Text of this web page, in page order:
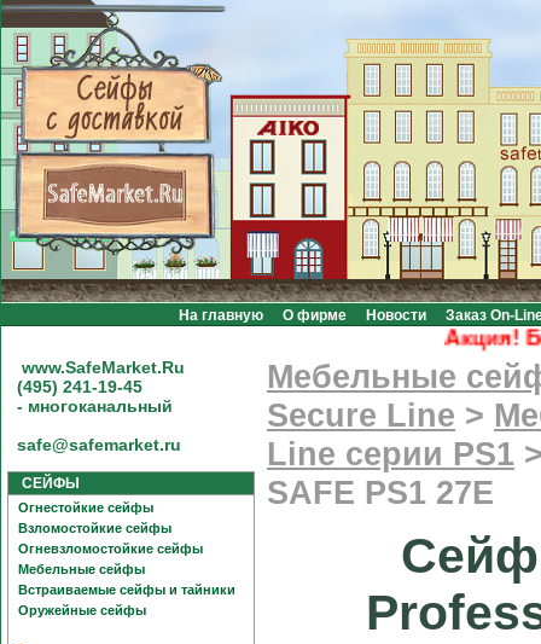
На главную О фирме Новости Заказ On-
Акция!
www.SafeMarket.Ru
(495) 241-19-45
- многоканальный
safe@safemarket.ru
СЕЙФЫ
Огнестойкие сейфы
Взломостойкие сейфы
Огневзломостойкие сейфы
Мебельные сейфы
Встраиваемые сейфы и тайники
Оружейные сейфы
Мебельные
Secure Line >
Line серии PS1
SAFE PS1 27Е
Сейф